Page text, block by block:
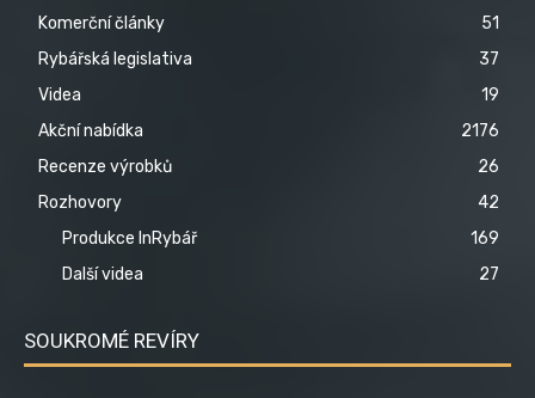
Komerční články
51
Rybářská legislativa
37
Videa
19
Akční nabídka
2176
Recenze výrobků
26
Rozhovory
42
Produkce InRybář
169
Další videa
27
SOUKROMÉ REVÍRY